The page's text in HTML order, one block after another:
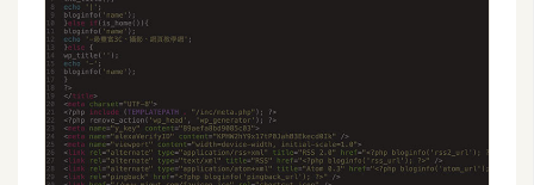
外
掛
實
作
電
商